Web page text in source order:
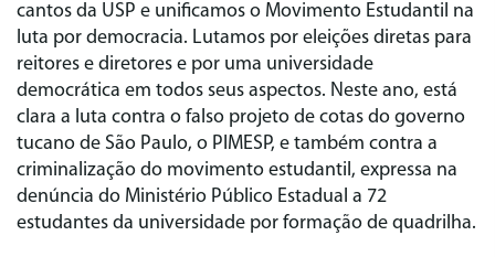
cantos da USP e unificamos o Movimento Estudantil na
luta por democracia. Lutamos por eleições diretas para
reitores e diretores e por uma universidade
democrática em todos seus aspectos. Neste ano, está
clara a luta contra o falso projeto de cotas do governo
tucano de São Paulo, o PIMESP, e também contra a
criminalização do movimento estudantil, expressa na
denúncia do Ministério Público Estadual a 72
estudantes da universidade por formação de quadrilha.